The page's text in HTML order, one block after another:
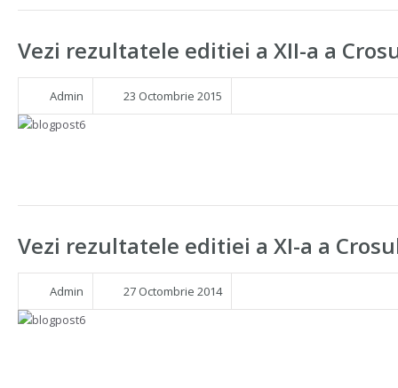
Vezi rezultatele editiei a XII-a a
Admin 23 Octombrie 2015
Vezi rezultatele editiei a XI-a a
Admin 27 Octombrie 2014